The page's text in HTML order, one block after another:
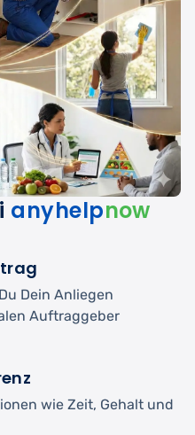
anyhelpnow
Dein Anliegen
Auftraggeber
wie Zeit, Gehalt und